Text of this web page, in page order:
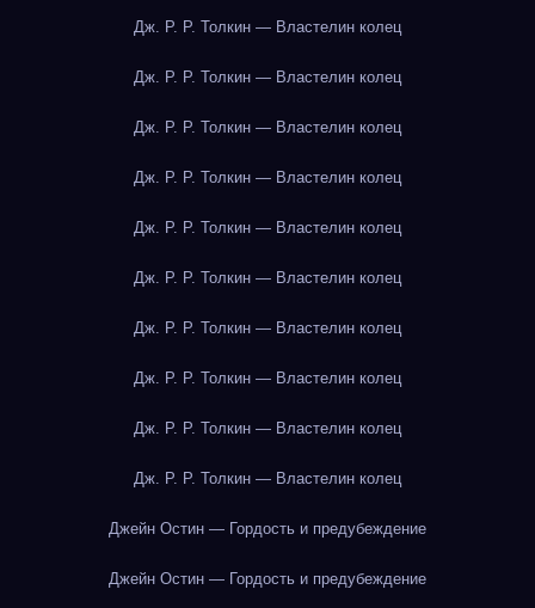
Дж. Р. Р. Толкин — Властелин колец
Дж. Р. Р. Толкин — Властелин колец
Дж. Р. Р. Толкин — Властелин колец
Дж. Р. Р. Толкин — Властелин колец
Дж. Р. Р. Толкин — Властелин колец
Дж. Р. Р. Толкин — Властелин колец
Дж. Р. Р. Толкин — Властелин колец
Дж. Р. Р. Толкин — Властелин колец
Дж. Р. Р. Толкин — Властелин колец
Дж. Р. Р. Толкин — Властелин колец
Джейн Остин — Гордость и предубеждение
Джейн Остин — Гордость и предубеждение